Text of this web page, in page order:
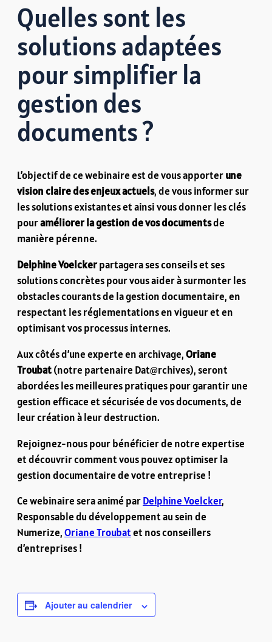
Quelles sont les
solutions adaptées
pour simplifier la
gestion des
documents ?
L’objectif de ce webinaire est de vous apporterune
vision claire des enjeux actuels, de vous informer sur
les solutions existantes et ainsi vous donner les clés
pouraméliorer la gestion de vos documentsde
manière pérenne.
Delphine Voelckerpartagera ses conseils et ses
solutions concrètes pour vous aider à surmonter les
obstacles courants de la gestion documentaire, en
respectant les réglementations en vigueur et en
optimisant vos processus internes.
Aux côtés d’une experte en archivage,Oriane
Troubat(notre partenaire Dat@rchives), seront
abordées les meilleures pratiques pour garantir une
gestion efficace et sécurisée de vos documents, de
leur création à leur destruction.
Rejoignez-nous pour bénéficier de notre expertise
et découvrir comment vous pouvez optimiser la
gestion documentaire de votre entreprise !
Ce webinaire sera animé parDelphine Voelcker,
Responsable du développement au sein de
Numerize,Oriane Troubatet nos conseillers
d’entreprises !
Ajouter au calendrier